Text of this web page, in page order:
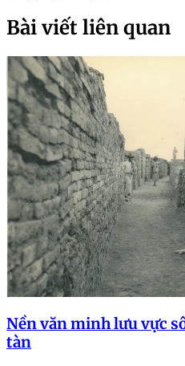
Bài viết liên quan
Nền văn minh lưu vực
tàn